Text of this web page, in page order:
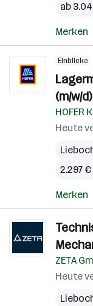
ab
Merken
Einblicke
(m/w/d)
HOFER
Heute
2.297
Merken
ZETA
Heute